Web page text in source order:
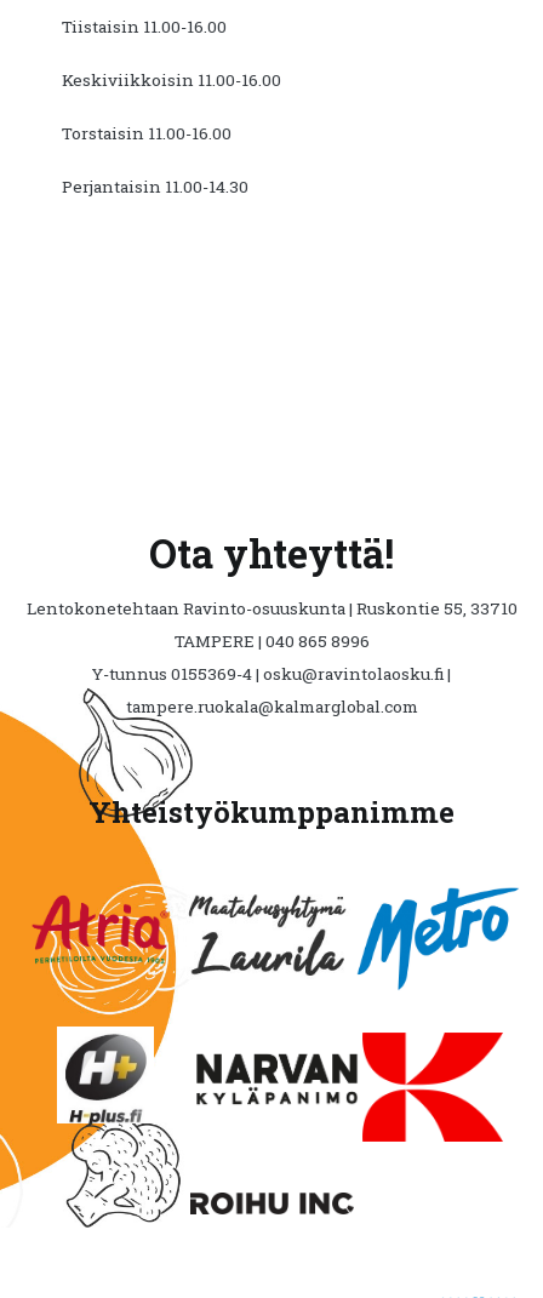
Tiistaisin 11.00-16.00
Keskiviikkoisin 11.00-16.00
Torstaisin 11.00-16.00
Perjantaisin 11.00-14.30
Ota yhteyttä!
Lentokonetehtaan Ravinto-osuuskunta | Ruskontie 55, 33710
TAMPERE | 040 865 8996
Y-tunnus 0155369-4 | osku@ravintolaosku.fi |
tampere.ruokala@kalmarglobal.com
Yhteistyökumppanimme